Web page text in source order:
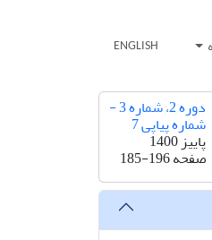
ENGLISH
دوره 2، شماره 3 -
شماره پیاپی 7
پاییز 1400
صفحه185-196